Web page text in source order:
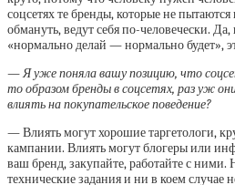
соцсетях те бренды, которые не
обмануть, ведут себя по-человечески.
«нормально делай — нормально будет»,
— Я уже поняла вашу позицию, что
то образом бренды в соцсетях, раз уж
влиять на покупательское поведение?
— Влиять могут хорошие таргетологи,
кампании. Влиять могут блогеры или
ваш бренд, закупайте, работайте с ними.
технические задания и ни в коем случае